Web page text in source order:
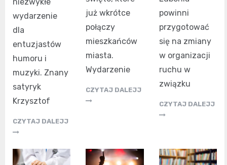
wydarzenie
dla
entuzjastów
humoru i
muzyki. Znany
satyryk
Krzysztof
CZYTAJ DALEJJ
już wkrótce
połączy
mieszkańców
miasta.
Wydarzenie
CZYTAJ DALEJJ
powinni
przygotować
się na zmiany
w organizacji
ruchu w
związku
CZYTAJ DALEJJ